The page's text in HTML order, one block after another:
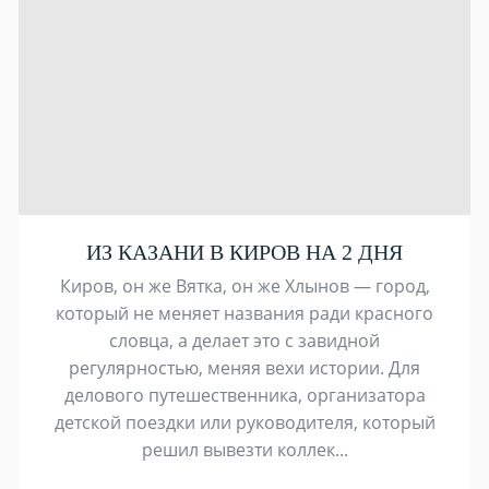
ИЗ КАЗАНИ В КИРОВ НА 2 ДНЯ
Киров, он же Вятка, он же Хлынов — город,
который не меняет названия ради красного
словца, а делает это с завидной
регулярностью, меняя вехи истории. Для
делового путешественника, организатора
детской поездки или руководителя, который
решил вывезти коллек...